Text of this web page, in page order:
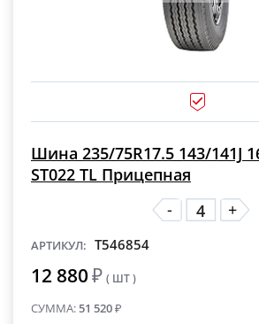
Шина 235/75R17.5 143/141J
ST022 TL Прицепная
-
+
АРТИКУЛ: T546854
12 880₽ ( ШТ )
СУММА:51 520₽